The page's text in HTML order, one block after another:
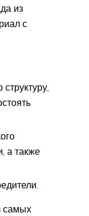
из
с
а также
самых